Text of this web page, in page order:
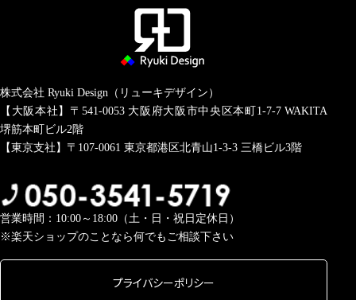
株式会社 Ryuki Design（リューキデザイン）
【大阪本社】〒541-0053大阪府大阪市中央区本町1-7-7 WAKITA
堺筋本町ビル2階
【東京支社】〒107-0061 東京都港区北青山1-3-3 三橋ビル3階
営業時間：10:00～18:00（土・日・祝日定休日）
※楽天ショップのことなら何でもご相談下さい
プライバシーポリシー